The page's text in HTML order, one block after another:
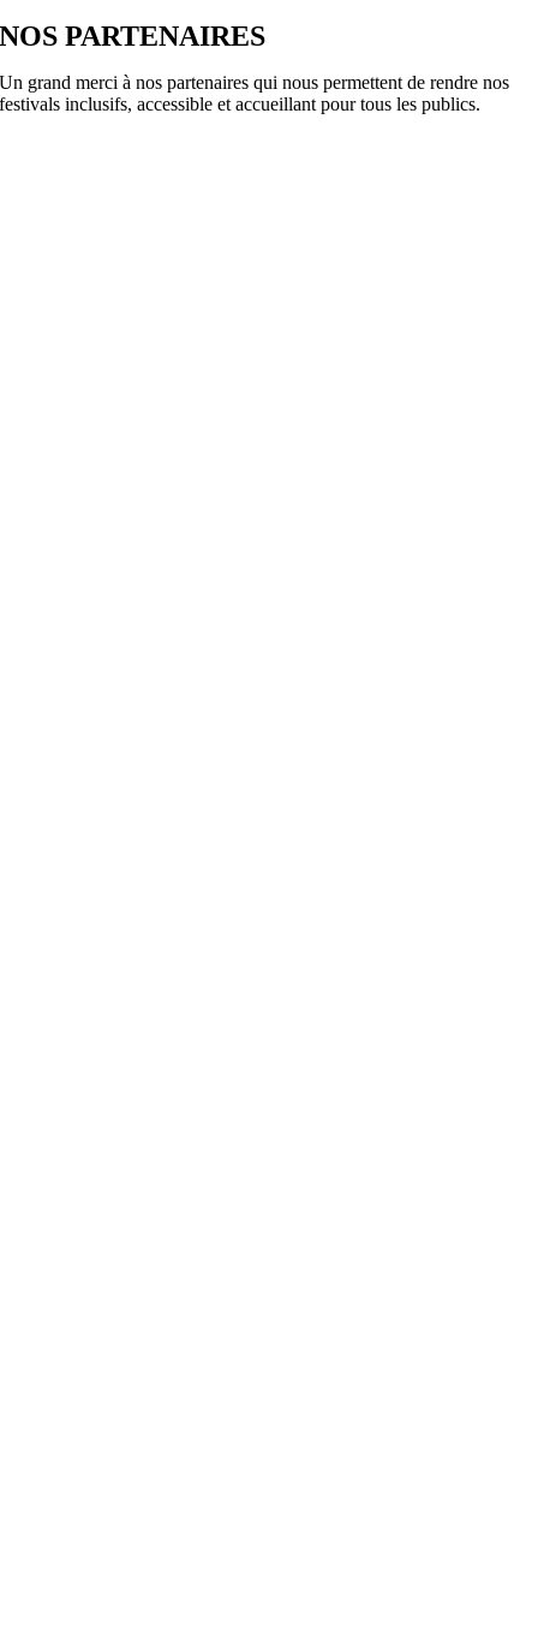
NOS PARTENAIRES
Un grand merci à nos partenaires qui nous permettent de rendre nos
festivals inclusifs, accessible et accueillant pour tous les publics.